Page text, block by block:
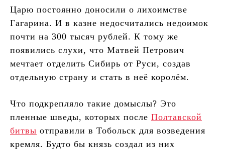
Царю постоянно доносили о лихоимстве
Гагарина. И в казне недосчитались недоимок
почти на 300 тысяч рублей. К тому же
появились слухи, что Матвей Петрович
мечтает отделить Сибирь от Руси, создав
отдельную страну и стать в неё королём.
Что подкрепляло такие домыслы? Это
пленные шведы, которых после Полтавской
битвы отправили в Тобольск для возведения
кремля. Будто бы князь создал из них